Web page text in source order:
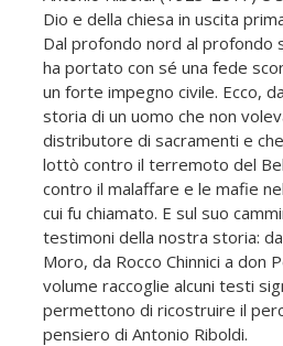
Dio e della chiesa in uscita
Dal profondo nord al profondo
ha portato con sé una fede
un forte impegno civile. Ecco,
storia di un uomo che non
distributore di sacramenti e
lottò contro il terremoto del
contro il malaffare e le mafie
cui fu chiamato. E sul suo
testimoni della nostra storia:
Moro, da Rocco Chinnici a don
volume raccoglie alcuni testi
permettono di ricostruire il
pensiero di Antonio Riboldi.